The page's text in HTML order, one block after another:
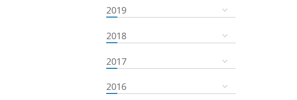
2019
2018
2017
2016